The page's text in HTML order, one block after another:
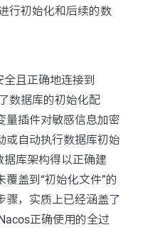
行初始化和后续的数
且正确地连接到
数据库的初始化配
量插件对敏感信息加密
或自动执行数据库初始
库架构得以正确建
盖到“初始化文件”的
骤，实质上已经涵盖了
正确使用的全过